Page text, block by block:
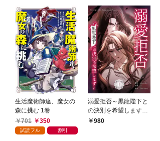
生活魔術師達、魔女の
森に挑む 1巻
701
350
試読フル 割引
溺愛拒否～黒龍陛下と
の決別を希望します～
1巻980